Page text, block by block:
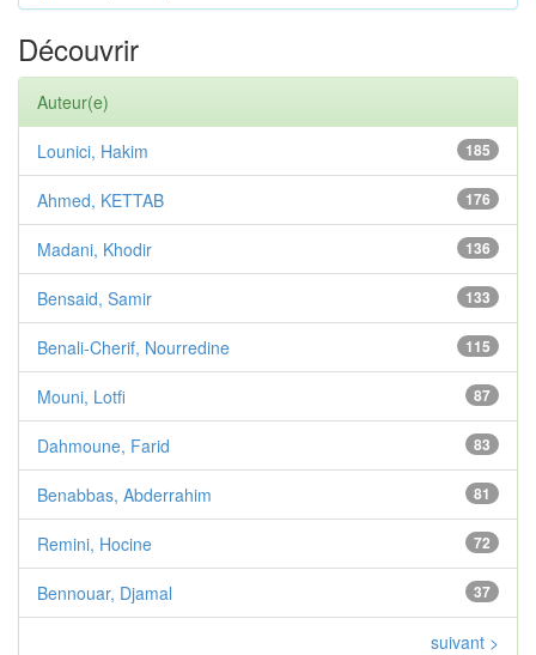
Découvrir
Auteur(e)
185
Lounici, Hakim
176
Ahmed, KETTAB
136
Madani, Khodir
133
Bensaid, Samir
115
Benali-Cherif, Nourredine
87
Mouni, Lotfi
83
Dahmoune, Farid
81
Benabbas, Abderrahim
72
Remini, Hocine
37
Bennouar, Djamal
suivant >